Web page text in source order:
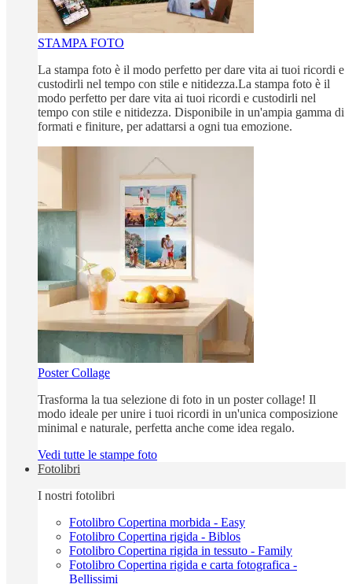
STAMPA FOTO
La stampa foto è il modo perfetto per dare vita ai tuoi ricordi e
custodirli nel tempo con stile e nitidezza.La stampa foto è il
modo perfetto per dare vita ai tuoi ricordi e custodirli nel
tempo con stile e nitidezza. Disponibile in un'ampia gamma di
formati e finiture, per adattarsi a ogni tua emozione.
Poster Collage
Trasforma la tua selezione di foto in un poster collage! Il
modo ideale per unire i tuoi ricordi in un'unica composizione
minimal e naturale, perfetta anche come idea regalo.
Vedi tutte le stampe foto
Fotolibri
I nostri fotolibri
Fotolibro Copertina morbida - Easy
Fotolibro Copertina rigida - Biblos
Fotolibro Copertina rigida in tessuto - Family
Fotolibro Copertina rigida e carta fotografica -
Bellissimi